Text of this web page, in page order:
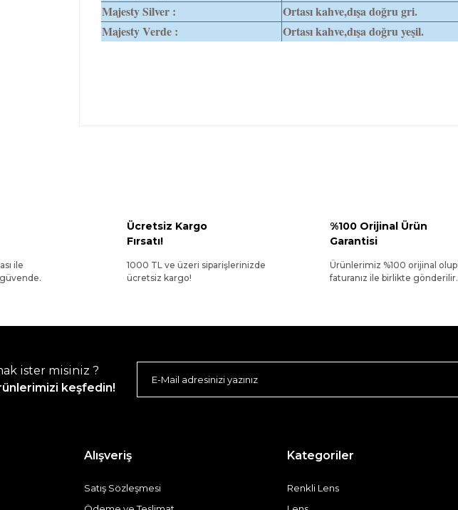
Majesty Silver :
Ortası kahve,dışa doğru gri.
Majesty Verde :
Ortası kahve,dışa doğru yeşil.
ile
Ücretsiz Kargo
Fırsatı!
1000 TL ve üzeri siparişlerinizde
ücretsiz kargo!
%100 Orijinal Ürün
Garantisi
Ürünlerimiz %100 orijinal olup
faturanız ile birlikte gönderilir.
ister misiniz ?
keşfedin!
Alışveriş
Satış Sözleşmesi
Kategoriler
Renkli Lens